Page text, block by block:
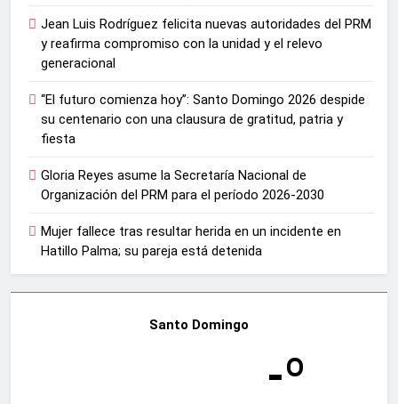
Jean Luis Rodríguez felicita nuevas autoridades del PRM
y reafirma compromiso con la unidad y el relevo
generacional
“El futuro comienza hoy”: Santo Domingo 2026 despide
su centenario con una clausura de gratitud, patria y
fiesta
Gloria Reyes asume la Secretaría Nacional de
Organización del PRM para el período 2026-2030
Mujer fallece tras resultar herida en un incidente en
Hatillo Palma; su pareja está detenida
Santo Domingo
-º